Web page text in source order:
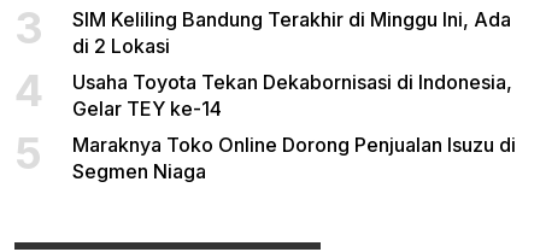
3
SIM Keliling Bandung Terakhir di Minggu Ini, Ada
di 2 Lokasi
4
Usaha Toyota Tekan Dekabornisasi di Indonesia,
Gelar TEY ke-14
5
Maraknya Toko Online Dorong Penjualan Isuzu di
Segmen Niaga